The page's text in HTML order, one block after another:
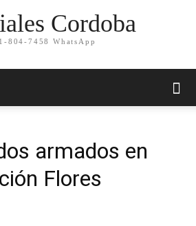
Cordoba
804-7458 WhatsApp
armados en
Flores